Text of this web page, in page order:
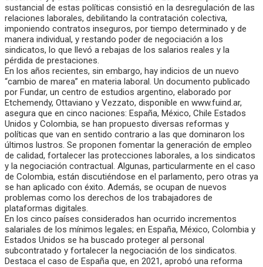
sustancial de estas políticas consistió en la desregulación de las
relaciones laborales, debilitando la contratación colectiva,
imponiendo contratos inseguros, por tiempo determinado y de
manera individual, y restando poder de negociación a los
sindicatos, lo que llevó a rebajas de los salarios reales y la
pérdida de prestaciones.
En los años recientes, sin embargo, hay indicios de un nuevo
“cambio de marea” en materia laboral. Un documento publicado
por Fundar, un centro de estudios argentino, elaborado por
Etchemendy, Ottaviano y Vezzato, disponible en www.fuind.ar,
asegura que en cinco naciones: España, México, Chile Estados
Unidos y Colombia, se han propuesto diversas reformas y
políticas que van en sentido contrario a las que dominaron los
últimos lustros. Se proponen fomentar la generación de empleo
de calidad, fortalecer las protecciones laborales, a los sindicatos
y la negociación contractual. Algunas, particularmente en el caso
de Colombia, están discutiéndose en el parlamento, pero otras ya
se han aplicado con éxito. Además, se ocupan de nuevos
problemas como los derechos de los trabajadores de
plataformas digitales.
En los cinco países considerados han ocurrido incrementos
salariales de los mínimos legales; en España, México, Colombia y
Estados Unidos se ha buscado proteger al personal
subcontratado y fortalecer la negociación de los sindicatos.
Destaca el caso de España que, en 2021, aprobó una reforma